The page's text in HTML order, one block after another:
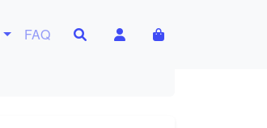
FAQ SearchAccountCart